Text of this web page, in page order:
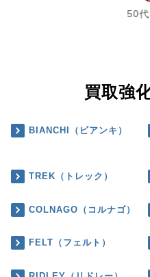
50
買取強
BIANCHI（ビアンキ）
TREK（トレック）
COLNAGO（コルナゴ）
FELT（フェルト）